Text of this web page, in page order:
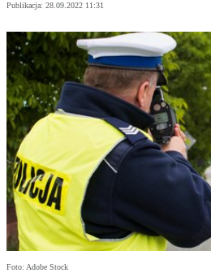
Publikacja: 28.09.2022 11:31
Foto: Adobe Stock